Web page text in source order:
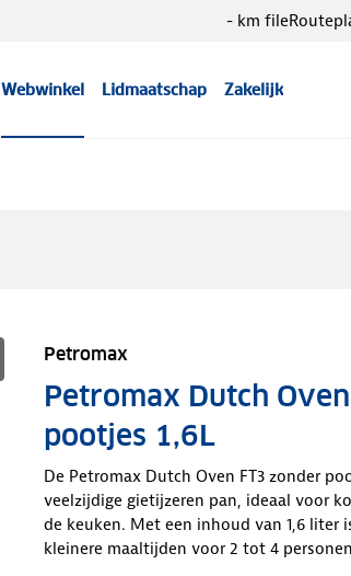
Webwinkel Lidmaatschap Zakelijk
- km file
Petromax
Petromax Dutch
pootjes 1,6L
De Petromax Dutch Oven FT3 zonder
veelzijdige gietijzeren pan, ideaal voor
de keuken. Met een inhoud van 1,6 liter
kleinere maaltijden voor 2 tot 4